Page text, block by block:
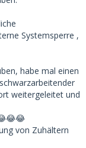
gelöscht
Systemsperre ,
habe mal einen
weitergeleitet und
von Zuhältern